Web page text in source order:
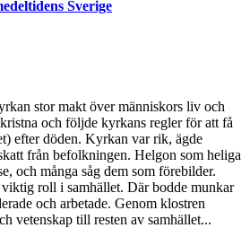
Sverige
stor makt över människors liv och
och följde kyrkans regler för att få
efter döden. Kyrkan var rik, ägde
från befolkningen. Helgon som heliga
och många såg dem som förebilder.
roll i samhället. Där bodde munkar
och arbetade. Genom klostren
vetenskap till resten av samhället...